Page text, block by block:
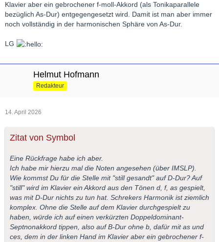
Klavier aber ein gebrochener f-moll-Akkord (als Tonikaparallele
bezüglich As-Dur) entgegengesetzt wird. Damit ist man aber immer
noch vollständig in der harmonischen Sphäre von As-Dur.
LG
Helmut Hofmann
Redakteur
14. April 2026
Zitat von Symbol
Eine Rückfrage habe ich aber.
Ich habe mir hierzu mal die Noten angesehen (über IMSLP).
Wie kommst Du für die Stelle mit "still gesandt" auf D-Dur? Auf
"still" wird im Klavier ein Akkord aus den Tönen d, f, as gespielt,
was mit D-Dur nichts zu tun hat. Schrekers Harmonik ist ziemlich
komplex. Ohne die Stelle auf dem Klavier durchgespielt zu
haben, würde ich auf einen verkürzten Doppeldominant-
Septnonakkord tippen, also auf B-Dur ohne b, dafür mit as und
ces, dem in der linken Hand im Klavier aber ein gebrochener f-